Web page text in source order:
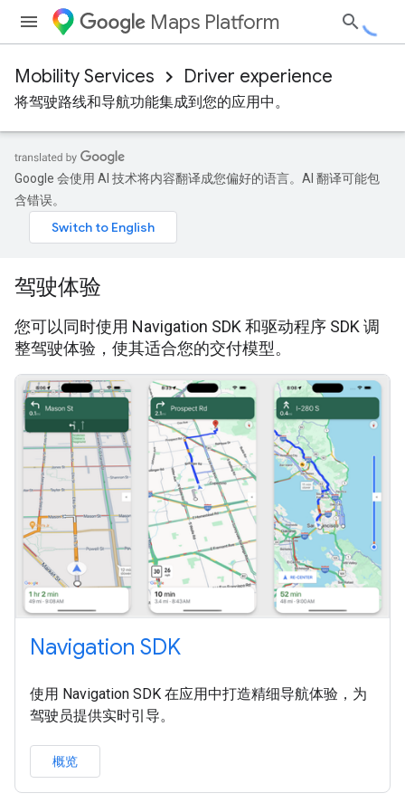
Maps Platform
Mobility Services Driver experience
将驾驶路线和导航功能集成到您的应用中。
Google 会使用 AI 技术将内容翻译成您偏好的语言。AI 翻译可能包
含错误。
驾驶体验
您可以同时使用 Navigation SDK 和驱动程序 SDK 调
整驾驶体验，使其适合您的交付模型。
Navigation SDK
使用 Navigation SDK 在应用中打造精细导航体验，为
驾驶员提供实时引导。
概览